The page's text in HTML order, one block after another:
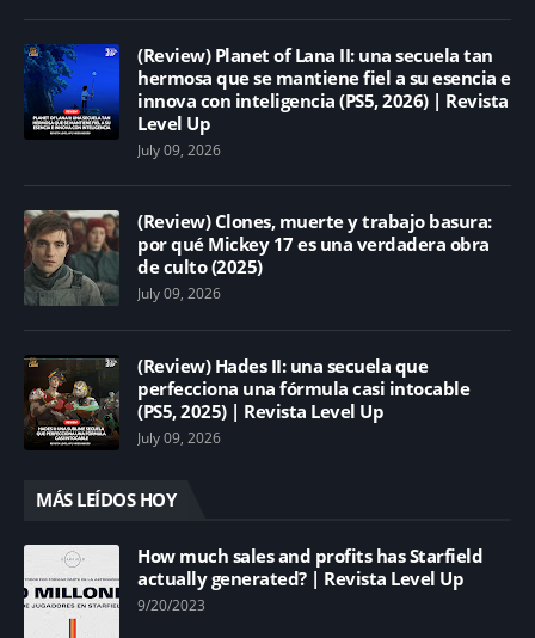
(Review) Planet of Lana II: una secuela tan
hermosa que se mantiene fiel a su esencia e
innova con inteligencia (PS5, 2026) | Revista
Level Up
July 09, 2026
(Review) Clones, muerte y trabajo basura:
por qué Mickey 17 es una verdadera obra
de culto (2025)
July 09, 2026
(Review) Hades II: una secuela que
perfecciona una fórmula casi intocable
(PS5, 2025) | Revista Level Up
July 09, 2026
MÁS LEÍDOS HOY
How much sales and profits has Starfield
actually generated? | Revista Level Up
9/20/2023